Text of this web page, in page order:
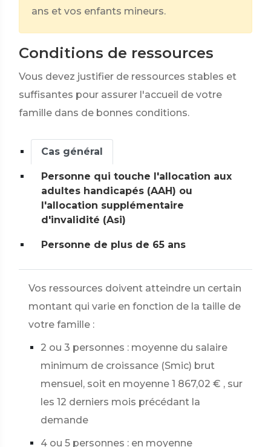
ans et vos enfants mineurs.
Conditions de ressources
Vous devez justifier de ressources stables et
suffisantes pour assurer l'accueil de votre
famille dans de bonnes conditions.
Cas général
Personne qui touche l'allocation aux
adultes handicapés (AAH) ou
l'allocation supplémentaire
d'invalidité (Asi)
Personne de plus de 65 ans
Vos ressources doivent atteindre un certain
montant qui varie en fonction de la taille de
votre famille :
2 ou 3 personnes : moyenne du salaire
minimum de croissance (Smic) brut
mensuel, soit en moyenne 1 867,02 € , sur
les 12 derniers mois précédant la
demande
4 ou 5 personnes : en moyenne